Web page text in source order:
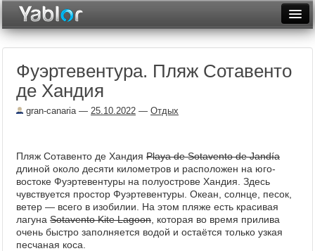
Неделя
Архив
Фототоп
Видеотоп
Фуэртевентура. Пляж Сотавенто
де Хандия
gran-canaria— 25.10.2022 — Отдых
Пляж Сотавенто де Хандия Playa de Sotavento de Jandía
длиной около десяти километров и расположен на юго-
востоке Фуэртевентуры на полуострове Хандия. Здесь
чувствуется простор Фуэртевентуры. Океан, солнце, песок,
ветер — всего в изобилии. На этом пляже есть красивая
лагуна Sotavento Kite Lagoon , которая во время прилива
очень быстро заполняется водой и остаётся только узкая
песчаная коса.